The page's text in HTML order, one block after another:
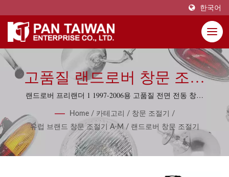
한국어
고품질 랜드로버 창문 조절
기, 창문 리프터 42개 품목.
랜드로버 프리랜더 1 1997-2006용 고품질 전면 전동 창문
Home / 카테고리 / 창문 조절기
/
유럽 브랜드 창문 조절기 A-M / 랜드로버 창문 조절기